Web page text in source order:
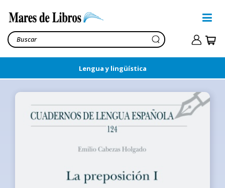
Lengua y lingüística